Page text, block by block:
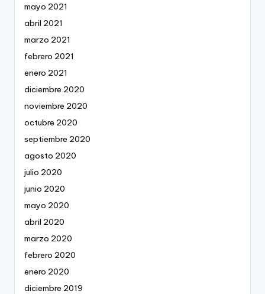
mayo 2021
abril 2021
marzo 2021
febrero 2021
enero 2021
diciembre 2020
noviembre 2020
octubre 2020
septiembre 2020
agosto 2020
julio 2020
junio 2020
mayo 2020
abril 2020
marzo 2020
febrero 2020
enero 2020
diciembre 2019